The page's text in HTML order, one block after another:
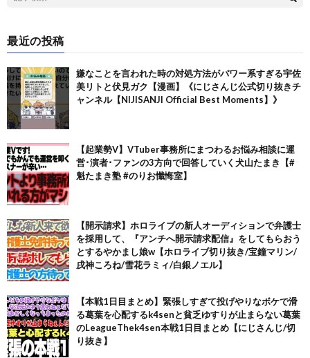
最近の投稿
嫌なことを言われた時の対処方法がパワー系すぎる宇佐
美リトと伏見ガク【漫画】《にじさんじ公式切り抜きチ
ャンネル【NIJISANJI Official Best Moments】》
【起業勢V】VTuber事務所にまつわるお悩み相談に運
営･演者･ファンの3方向で回答していく犬山たまき【#
魁たまき塾 #のりお懺悔室】
【開示請求】ホロライブの新人オーディションで弁護士
を採用して、『アンチへ開示請求配信』をしてもらおう
とするやかまし娘w【ホロライブ切り抜き/宝鐘マリン/
戌神ころね/雪花ラミィ/白銀ノエル】
【本戦1日目まとめ】緊張しすぎて投げやりなボケで滑
る葛葉を心配するk4senと貧乏ゆすりが止まらない葛葉
のLeagueThek4sen本戦1日目まとめ【にじさんじ/切
り抜き】